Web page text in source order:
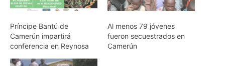
Príncipe Bantú de
Camerún impartirá
conferencia en Reynosa
Al menos 79 jóvenes
fueron secuestrados en
Camerún